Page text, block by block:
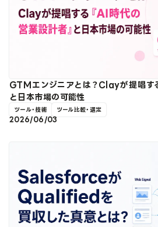
GTMエンジニアとは？Clayが提唱す
と日本市場の可能性
ツール・技術 ツール比較・選定
2026/06/03